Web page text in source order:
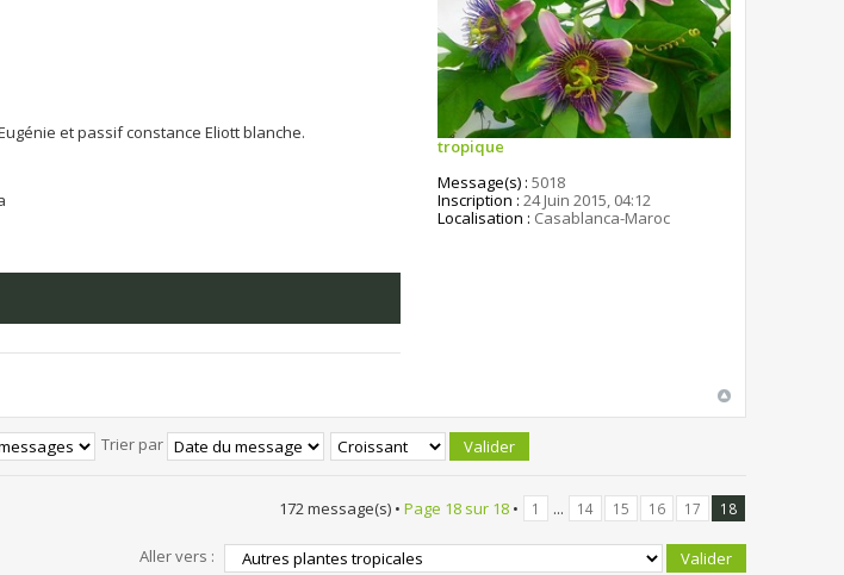
et passif constance Eliott blanche.
tropique
Message(s) : 5018
Inscription : 24 Juin 2015, 04:12
Localisation : Casablanca-Maroc
Trier par
172 message(s) • Page 18 sur 18 • 1 ... 14 15 16 17 18
Aller vers :